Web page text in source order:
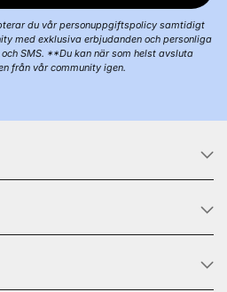
du vår personuppgiftspolicy samtidigt
med exklusiva erbjudanden och personliga
SMS. **Du kan när som helst avsluta
från vår community igen.